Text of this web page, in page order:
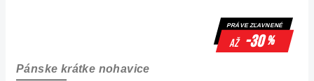
PRÁVE ZĽAVNENÉ
až -30%
Pánske krátke nohavice